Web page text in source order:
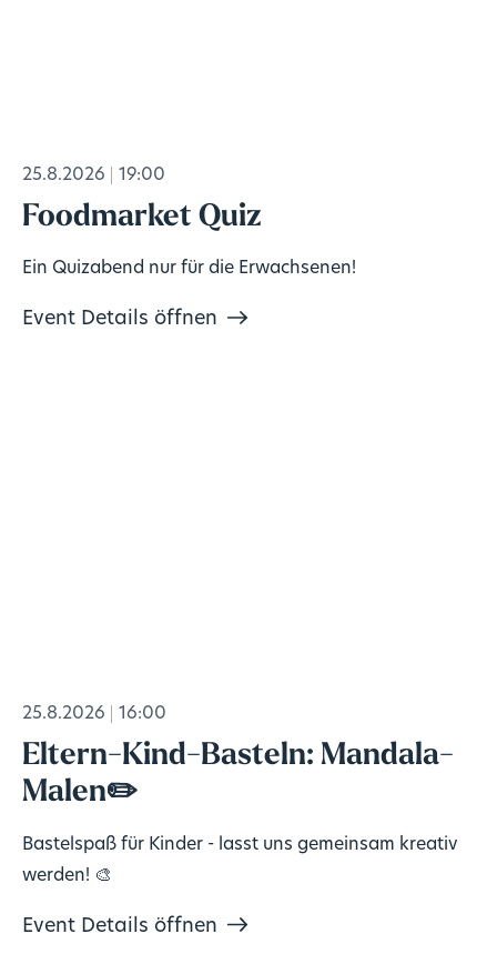
25.8.2026 19:00
Foodmarket Quiz
Ein Quizabend nur für die Erwachsenen!
Event Details öffnen
25.8.2026 16:00
Eltern-Kind-Basteln: Mandala-
Malen✏️
Bastelspaß für Kinder - lasst uns gemeinsam kreativ
werden! 🎨
Event Details öffnen